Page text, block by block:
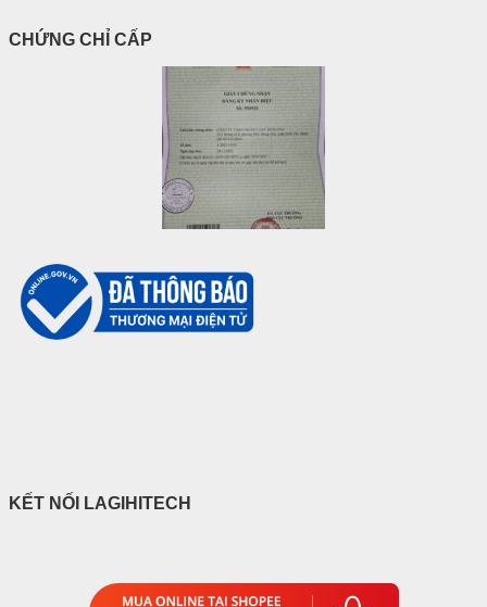
CHỨNG CHỈ CẤP
KẾT NỐI LAGIHITECH